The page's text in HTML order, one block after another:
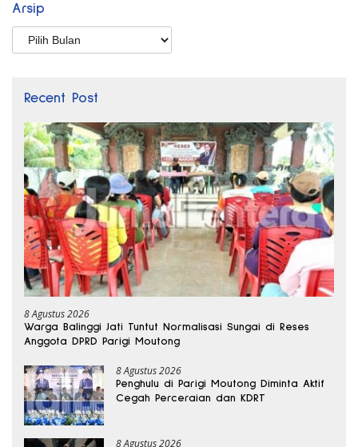
Arsip
Arsip
Recent Post
8 Agustus 2026
Warga Balinggi Jati Tuntut Normalisasi Sungai di Reses
Anggota DPRD Parigi Moutong
8 Agustus 2026
Penghulu di Parigi Moutong Diminta Aktif
Cegah Perceraian dan KDRT
8 Agustus 2026